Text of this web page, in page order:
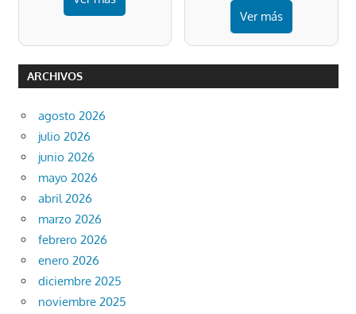
Ver más
ARCHIVOS
agosto 2026
julio 2026
junio 2026
mayo 2026
abril 2026
marzo 2026
febrero 2026
enero 2026
diciembre 2025
noviembre 2025